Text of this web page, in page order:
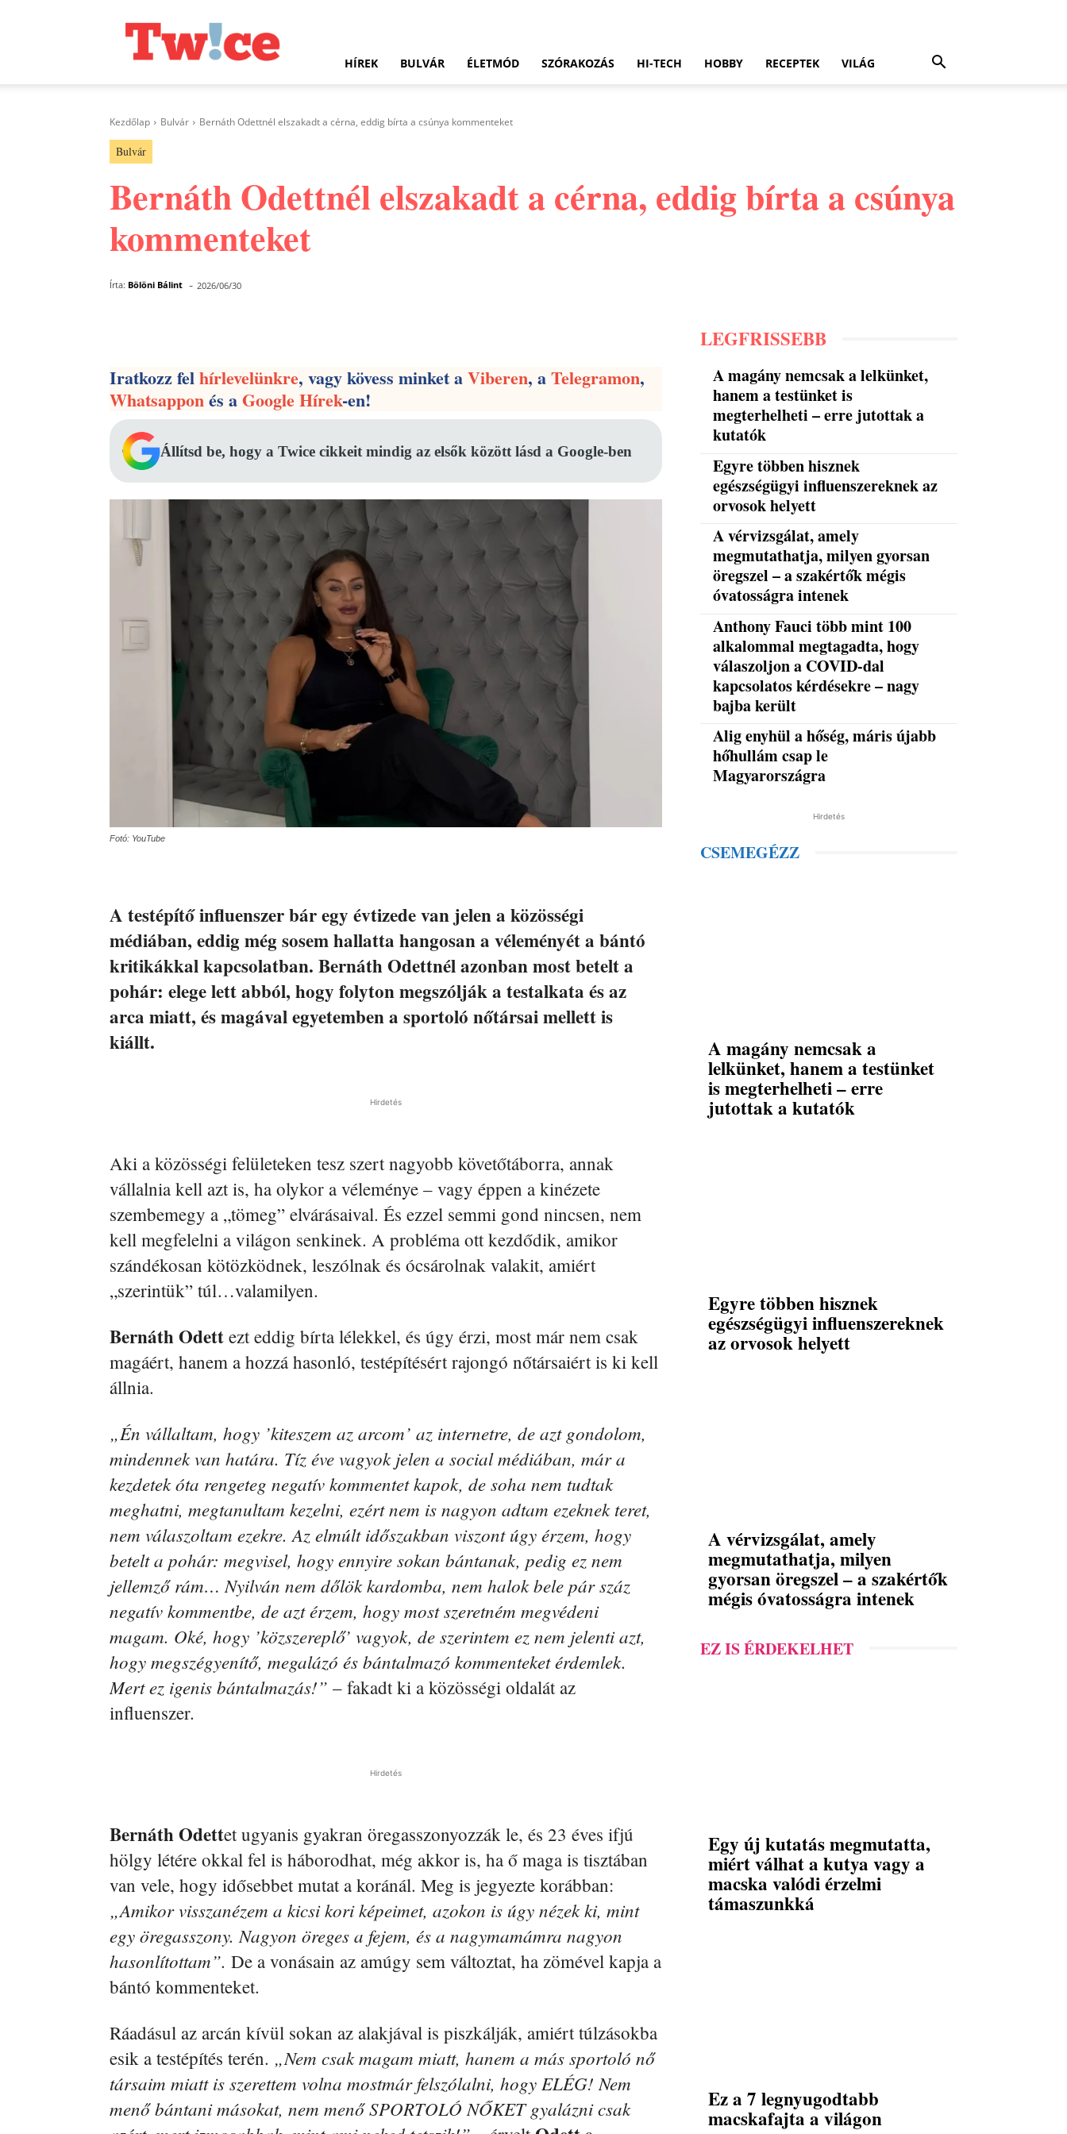
HÍREK BULVÁR ÉLETMÓD SZÓRAKOZÁS HI-TECH HOBBY RECEPTEK VILÁG
Kezdőlap Bulvár Bernáth Odettnél elszakadt a cérna, eddig bírta a csúnya kommenteket
Bulvár
Bernáth Odettnél elszakadt a cérna, eddig bírta a csúnya
kommenteket
Írta: Bölöni Bálint - 2026/06/30
Iratkozz felhírlevelünkre, vagy kövess minket aViberen, aTelegramon,
Whatsapponés aGoogle Hírek-en!
Állítsd be, hogy a Twice cikkeit mindig az elsők között lásd a Google-ben
Fotó: YouTube
A testépítő influenszer bár egy évtizede van jelen a közösségi
médiában, eddig még sosem hallatta hangosan a véleményét a bántó
kritikákkal kapcsolatban. Bernáth Odettnél azonban most betelt a
pohár: elege lett abból, hogy folyton megszólják a testalkata és az
arca miatt, és magával egyetemben a sportoló nőtársai mellett is
kiállt.
Hirdetés
Aki a közösségi felületeken tesz szert nagyobb követőtáborra, annak
vállalnia kell azt is, ha olykor a véleménye – vagy éppen a kinézete
szembemegy a „tömeg” elvárásaival. És ezzel semmi gond nincsen, nem
kell megfelelni a világon senkinek. A probléma ott kezdődik, amikor
szándékosan kötözködnek, leszólnak és ócsárolnak valakit, amiért
„szerintük” túl…valamilyen.
Bernáth Odett ezt eddig bírta lélekkel, és úgy érzi, most már nem csak
magáért, hanem a hozzá hasonló, testépítésért rajongó nőtársaiért is ki kell
állnia.
„Én vállaltam, hogy ’kiteszem az arcom’ az internetre, de azt gondolom,
mindennek van határa. Tíz éve vagyok jelen a social médiában, már a
kezdetek óta rengeteg negatív kommentet kapok, de soha nem tudtak
meghatni, megtanultam kezelni, ezért nem is nagyon adtam ezeknek teret,
nem válaszoltam ezekre. Az elmúlt időszakban viszont úgy érzem, hogy
betelt a pohár: megvisel, hogy ennyire sokan bántanak, pedig ez nem
jellemző rám… Nyilván nem dőlök kardomba, nem halok bele pár száz
negatív kommentbe, de azt érzem, hogy most szeretném megvédeni
magam. Oké, hogy ’közszereplő’ vagyok, de szerintem ez nem jelenti azt,
hogy megszégyenítő, megalázó és bántalmazó kommenteket érdemlek.
Mert ez igenis bántalmazás!” – fakadt ki a közösségi oldalát az
influenszer.
Hirdetés
Bernáth Odettet ugyanis gyakran öregasszonyozzák le, és 23 éves ifjú
hölgy létére okkal fel is háborodhat, még akkor is, ha ő maga is tisztában
van vele, hogy idősebbet mutat a koránál. Meg is jegyezte korábban:
„Amikor visszanézem a kicsi kori képeimet, azokon is úgy nézek ki, mint
egy öregasszony. Nagyon öreges a fejem, és a nagymamámra nagyon
hasonlítottam”. De a vonásain az amúgy sem változtat, ha zömével kapja a
bántó kommenteket.
Ráadásul az arcán kívül sokan az alakjával is piszkálják, amiért túlzásokba
esik a testépítés terén. „Nem csak magam miatt, hanem a más sportoló nő
társaim miatt is szerettem volna mostmár felszólalni, hogy ELÉG! Nem
menő bántani másokat, nem menő SPORTOLÓ NŐKET gyalázni csak
LEGFRISSEBB
A magány nemcsak a lelkünket,
hanem a testünket is
megterhelheti – erre jutottak a
kutatók
Egyre többen hisznek
egészségügyi influenszereknek az
orvosok helyett
A vérvizsgálat, amely
megmutathatja, milyen gyorsan
öregszel – a szakértők mégis
óvatosságra intenek
Anthony Fauci több mint 100
alkalommal megtagadta, hogy
válaszoljon a COVID-dal
kapcsolatos kérdésekre – nagy
bajba került
Alig enyhül a hőség, máris újabb
hőhullám csap le
Magyarországra
Hirdetés
CSEMEGÉZZ
A magány nemcsak a
lelkünket, hanem a testünket
is megterhelheti – erre
jutottak a kutatók
Egyre többen hisznek
egészségügyi influenszereknek
az orvosok helyett
A vérvizsgálat, amely
megmutathatja, milyen
gyorsan öregszel – a szakértők
mégis óvatosságra intenek
EZ IS ÉRDEKELHET
Egy új kutatás megmutatta,
miért válhat a kutya vagy a
macska valódi érzelmi
támaszunkká
Ez a 7 legnyugodtabb
macskafajta a világon